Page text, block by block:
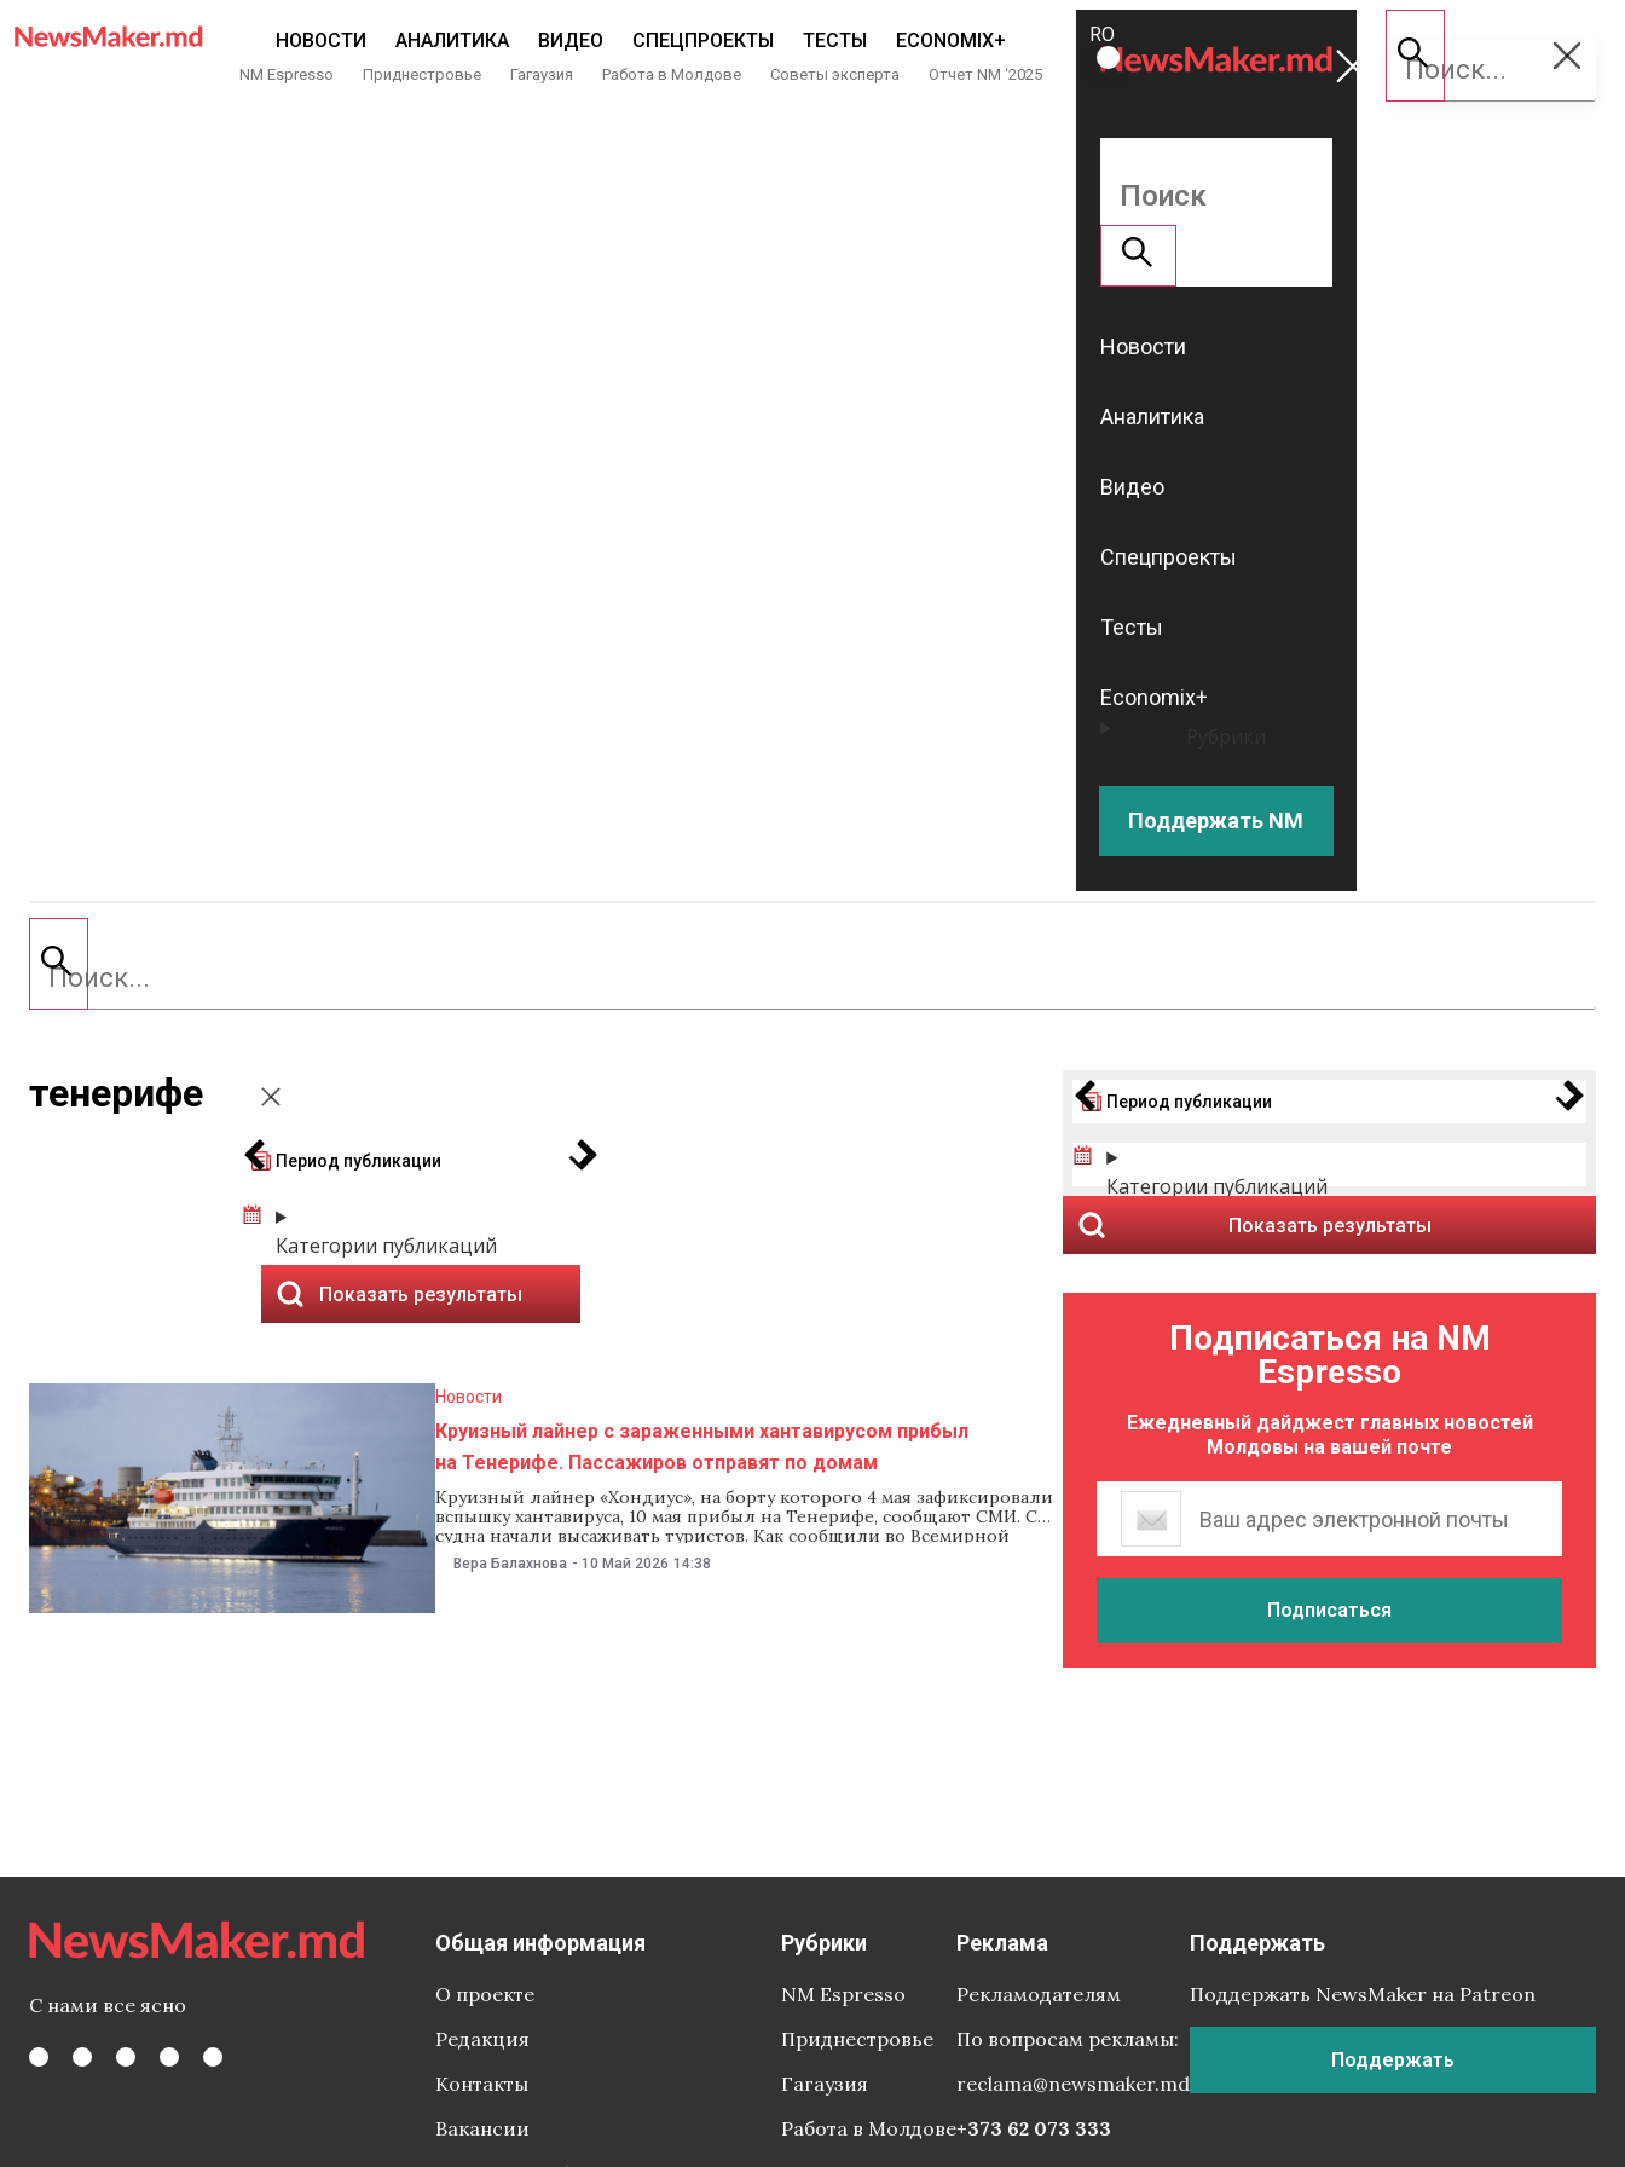
НОВОСТИ АНАЛИТИКА ВИДЕО СПЕЦПРОЕКТЫ ТЕСТЫ ECONOMIX+
NM Espresso Приднестровье Гагаузия Работа в Молдове Советы эксперта Отчет NM ‘2025
ROMÂNĂ
RU
Поддержать
NM
Новости
Аналитика
Видео
Спецпроекты
Тесты
Economix+
Поддержать NM
тенерифе
Период публикации
Категории публикаций
Показать результаты
Новости
Круизный лайнер с зараженными хантавирусом прибыл
на Тенерифе. Пассажиров отправят по домам
Круизный лайнер «Хондиус», на борту которого 4 мая зафиксировали
вспышку хантавируса, 10 мая прибыл на Тенерифе, сообщают СМИ. С
судна начали высаживать туристов. Как сообщили во Всемирной
организации здравоохранения, всех пассажиров проверят на вирус и,
если не будет симптомов, отправят в их страны. По планам местных
Вера Балахнова - 10 Май 2026 14:38
Период публикации
Категории публикаций
Показать результаты
Подписаться на NM
Espresso
Ежедневный дайджест главных новостей
Молдовы на вашей почте
С нами все ясно
Общая информация
О проекте
Редакция
Контакты
Вакансии
Рубрики
NM Espresso
Приднестровье
Гагаузия
Работа в Молдове
Реклама
Рекламодателям
По вопросам рекламы:
reclama@newsmaker.md
+373 62 073 333
Поддержать
Поддержать NewsMaker на Patreon
Поддержать